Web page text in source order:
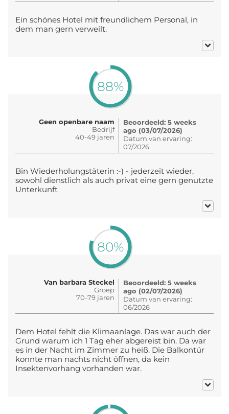
Ein schönes Hotel mit freundlichem Personal, in
dem man gern verweilt.
88%
Geen openbare naam
Bedrijf
40-49 jaren
Beoordeeld: 5 weeks
ago (03/07/2026)
Datum van ervaring:
07/2026
Bin Wiederholungstäterin :-) - jederzeit wieder,
sowohl dienstlich als auch privat eine gern genutzte
Unterkunft
80%
Van barbara Steckel
Groep
70-79 jaren
Beoordeeld: 5 weeks
ago (02/07/2026)
Datum van ervaring:
06/2026
Dem Hotel fehlt die Klimaanlage. Das war auch der
Grund warum ich 1 Tag eher abgereist bin. Da war
es in der Nacht im Zimmer zu heiß. Die Balkontür
konnte man nachts nicht öffnen, da kein
Insektenvorhang vorhanden war.